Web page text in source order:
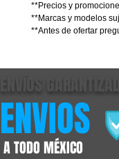
**Precios y
**Marcas y modelos
**Antes de ofertar
ENVÍOS
ENVIOS
A TODO MÉXICO